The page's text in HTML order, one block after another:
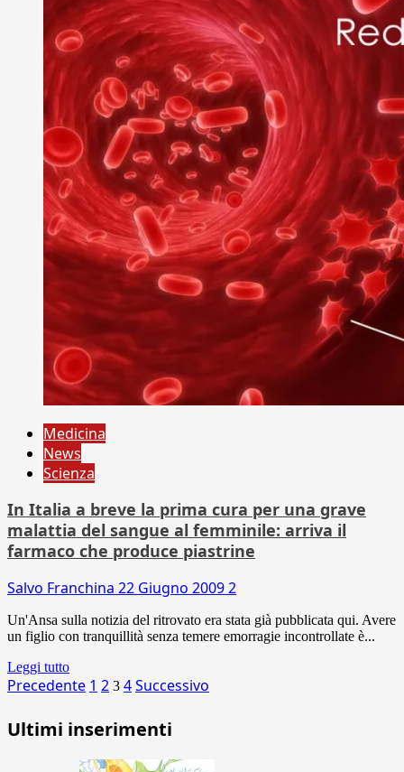
Medicina
News
Scienza
In Italia a breve la prima cura per una grave
malattia del sangue al femminile: arriva il
farmaco che produce piastrine
Salvo Franchina 22 Giugno 20092
Un'Ansa sulla notizia del ritrovato era stata già pubblicata qui. Avere
un figlio con tranquillità senza temere emorragie incontrollate è...
Leggi tutto
Paginazione
degli
articoli
Precedente 1 2 3 4Successivo
Ultimi inserimenti